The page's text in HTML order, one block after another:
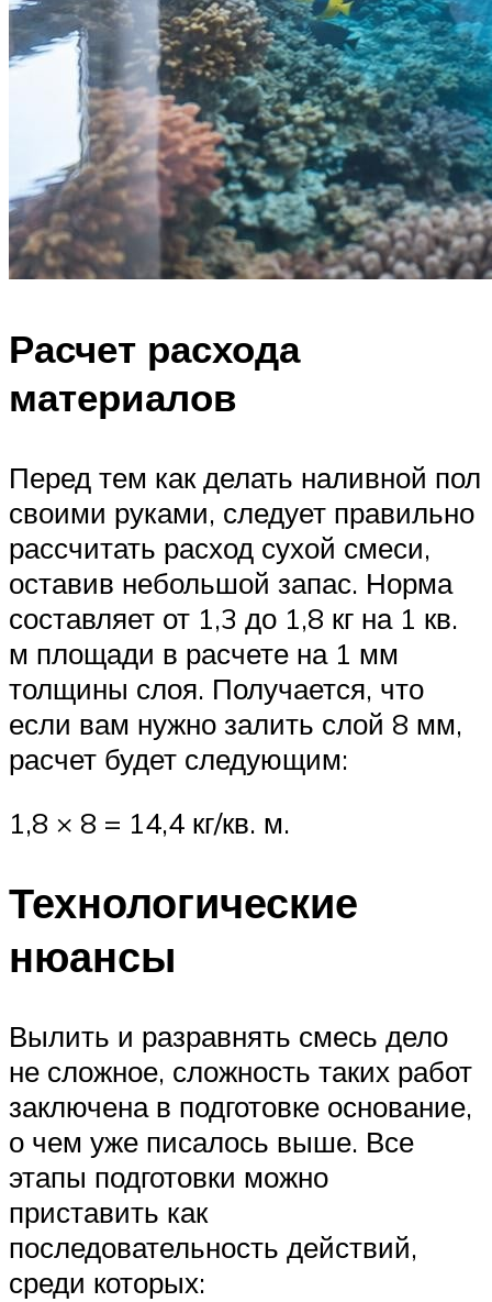
Расчет расхода
материалов
Перед тем как делать наливной пол
своими руками, следует правильно
рассчитать расход сухой смеси,
оставив небольшой запас. Норма
составляет от 1,3 до 1,8 кг на 1 кв.
м площади в расчете на 1 мм
толщины слоя. Получается, что
если вам нужно залить слой 8 мм,
расчет будет следующим:
1,8 × 8 = 14,4 кг/кв. м.
Технологические
нюансы
Вылить и разравнять смесь дело
не сложное, сложность таких работ
заключена в подготовке основание,
о чем уже писалось выше. Все
этапы подготовки можно
приставить как
последовательность действий,
среди которых: